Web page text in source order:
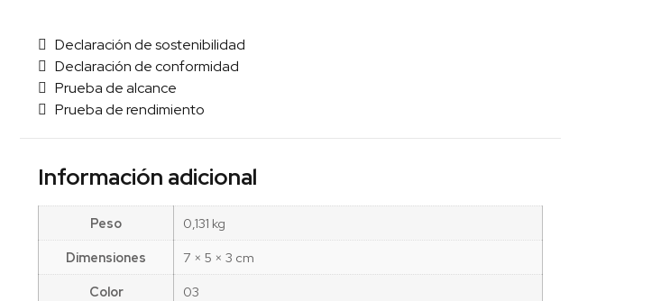
Declaración de sostenibilidad
Declaración de conformidad
Prueba de alcance
Prueba de rendimiento
Información adicional
Peso
0,131 kg
Dimensiones
7 × 5 × 3 cm
Color
03